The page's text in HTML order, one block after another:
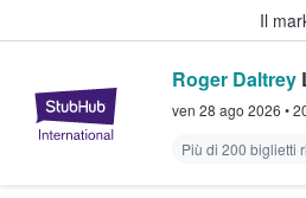
Il
StubHub -
Roger Daltrey
ven 28 ago 2026 •
Più di 200 biglietti